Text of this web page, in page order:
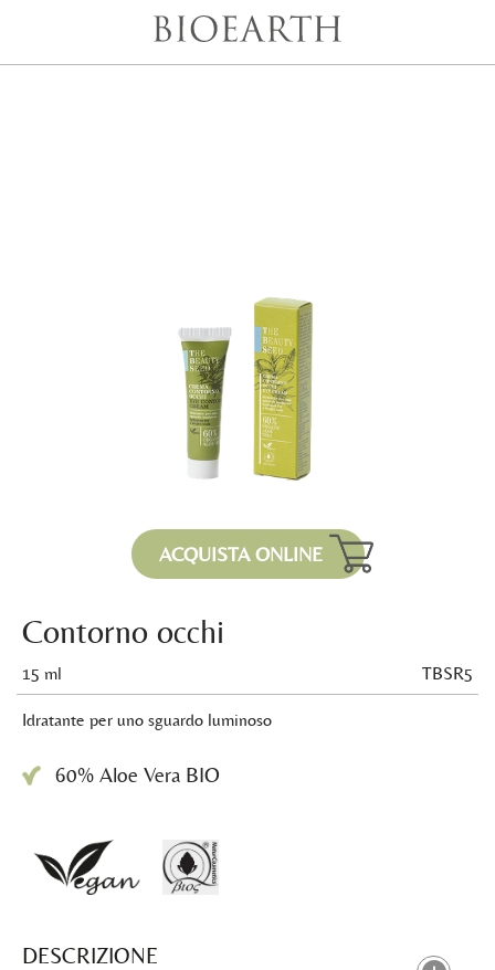
ACQUISTA ONLINE
Contorno occhi
15 ml TBSR5
Idratante per uno sguardo luminoso
60% Aloe Vera BIO
DESCRIZIONE